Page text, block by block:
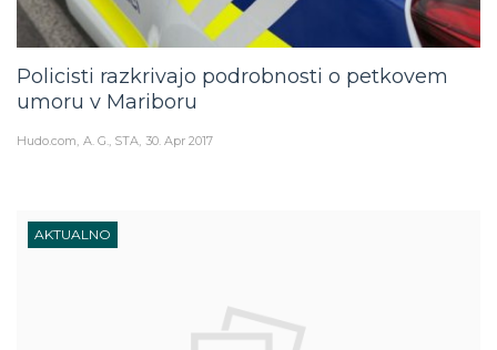
Policisti razkrivajo podrobnosti o petkovem
umoru v Mariboru
Hudo.com A. G., STA 30. Apr 2017
AKTUALNO